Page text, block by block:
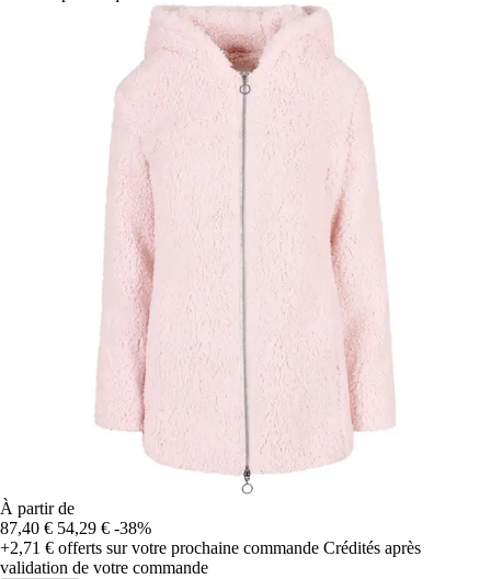
À partir de
87,40 € 54,29 € -38%
+2,71 € offerts sur votre prochaine commande Crédités après
validation de votre commande